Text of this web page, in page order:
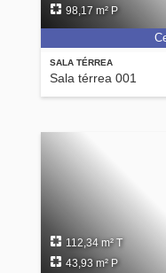
SALA TÉRREA
Sala térrea 001
98,17 m² P
112,34 m² T
43,93 m² P